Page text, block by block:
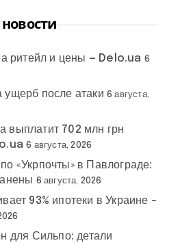
ритейл и цены — Delo.ua 6
ущерб после атаки 6 августа,
выплатит 702 млн грн
6 августа, 2026
«Укрпочты» в Павлограде:
6 августа, 2026
93% ипотеки в Украине –
для Сильпо: детали